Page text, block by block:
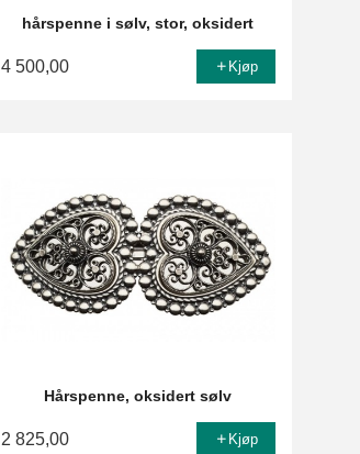
hårspenne i sølv, stor, oksidert
4 500,00 Kjøp
Hårspenne, oksidert sølv
2 825,00 Kjøp